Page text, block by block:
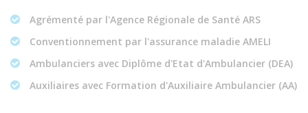
Agrémenté par l'Agence Régionale de Santé ARS
Conventionnement par l'assurance maladie AMELI
Ambulanciers avec Diplôme d'Etat d'Ambulancier (DEA)
Auxiliaires avec Formation d'Auxiliaire Ambulancier (AA)